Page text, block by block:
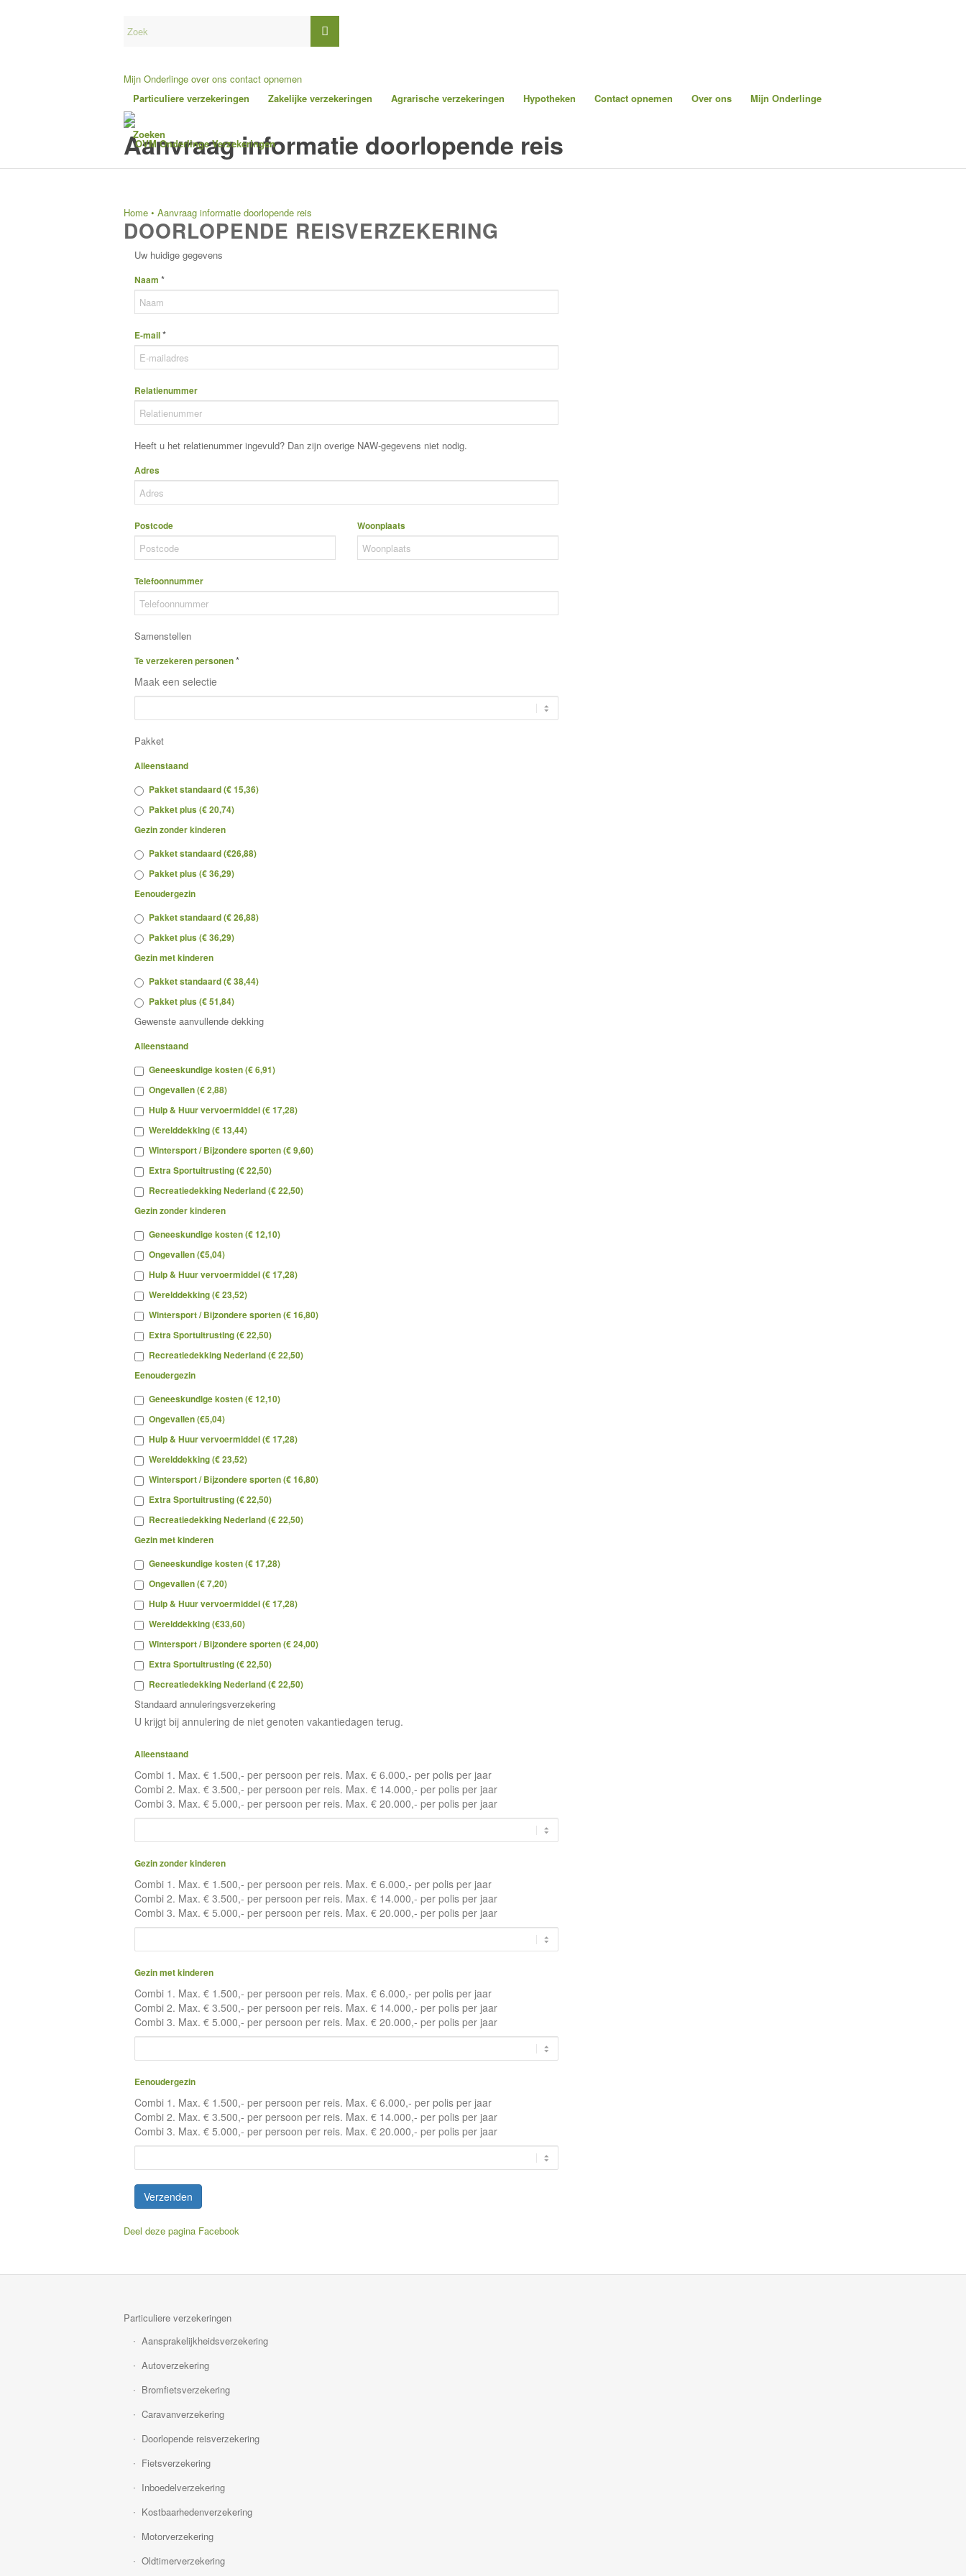
Mijn Onderlinge over ons contact opnemen
Particuliere verzekeringen
Zakelijke verzekeringen Agrarische verzekeringen Hypotheken Contact opnemen Over ons Mijn Onderlinge
Zoeken
Aanvraag informatie doorlopende reis
Home • Aanvraag informatie doorlopende reis
DOORLOPENDE REISVERZEKERING
Uw huidige gegevens
Naam *
E-mail*
Relatienummer
Heeft u het relatienummer ingevuld? Dan zijn overige NAW-gegevens niet nodig.
Adres
Postcode Woonplaats
Telefoonnummer
Samenstellen
Te verzekeren personen*
Maak een selectie
Pakket
Alleenstaand
Pakket standaard (€ 15,36)
Pakket plus (€ 20,74)
Gezin zonder kinderen
Pakket standaard (€26,88)
Pakket plus (€ 36,29)
Eenoudergezin
Pakket standaard (€ 26,88)
Pakket plus (€ 36,29)
Gezin met kinderen
Pakket standaard (€ 38,44)
Pakket plus (€ 51,84)
Gewenste aanvullende dekking
Alleenstaand
Geneeskundige kosten (€ 6,91)
Ongevallen (€ 2,88)
Hulp & Huur vervoermiddel (€ 17,28)
Werelddekking (€ 13,44)
Wintersport / Bijzondere sporten (€ 9,60)
Extra Sportuitrusting (€ 22,50)
Recreatiedekking Nederland (€ 22,50)
Gezin zonder kinderen
Geneeskundige kosten (€ 12,10)
Ongevallen (€5,04)
Hulp & Huur vervoermiddel (€ 17,28)
Werelddekking (€ 23,52)
Wintersport / Bijzondere sporten (€ 16,80)
Extra Sportuitrusting (€ 22,50)
Recreatiedekking Nederland (€ 22,50)
Eenoudergezin
Geneeskundige kosten (€ 12,10)
Ongevallen (€5,04)
Hulp & Huur vervoermiddel (€ 17,28)
Werelddekking (€ 23,52)
Wintersport / Bijzondere sporten (€ 16,80)
Extra Sportuitrusting (€ 22,50)
Recreatiedekking Nederland (€ 22,50)
Gezin met kinderen
Geneeskundige kosten (€ 17,28)
Ongevallen (€ 7,20)
Hulp & Huur vervoermiddel (€ 17,28)
Werelddekking (€33,60)
Wintersport / Bijzondere sporten (€ 24,00)
Extra Sportuitrusting (€ 22,50)
Recreatiedekking Nederland (€ 22,50)
Standaard annuleringsverzekering
U krijgt bij annulering de niet genoten vakantiedagen terug.
Alleenstaand
Combi 1. Max. € 1.500,- per persoon per reis. Max. € 6.000,- per polis per jaar
Combi 2. Max. € 3.500,- per persoon per reis. Max. € 14.000,- per polis per jaar
Combi 3. Max. € 5.000,- per persoon per reis. Max. € 20.000,- per polis per jaar
Gezin zonder kinderen
Combi 1. Max. € 1.500,- per persoon per reis. Max. € 6.000,- per polis per jaar
Combi 2. Max. € 3.500,- per persoon per reis. Max. € 14.000,- per polis per jaar
Combi 3. Max. € 5.000,- per persoon per reis. Max. € 20.000,- per polis per jaar
Gezin met kinderen
Combi 1. Max. € 1.500,- per persoon per reis. Max. € 6.000,- per polis per jaar
Combi 2. Max. € 3.500,- per persoon per reis. Max. € 14.000,- per polis per jaar
Combi 3. Max. € 5.000,- per persoon per reis. Max. € 20.000,- per polis per jaar
Eenoudergezin
Combi 1. Max. € 1.500,- per persoon per reis. Max. € 6.000,- per polis per jaar
Combi 2. Max. € 3.500,- per persoon per reis. Max. € 14.000,- per polis per jaar
Combi 3. Max. € 5.000,- per persoon per reis. Max. € 20.000,- per polis per jaar
Verzenden
Deel deze pagina Facebook
Particuliere verzekeringen
Aansprakelijkheidsverzekering
Autoverzekering
Bromfietsverzekering
Caravanverzekering
Doorlopende reisverzekering
Fietsverzekering
Inboedelverzekering
Kostbaarhedenverzekering
Motorverzekering
Oldtimerverzekering